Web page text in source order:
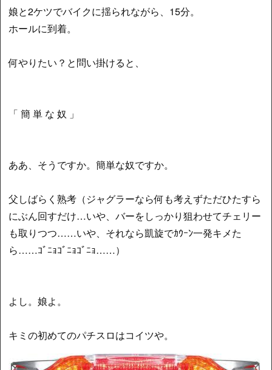
娘と2ケツでバイクに揺られながら、15分。
ホールに到着。
何やりたい？と問い掛けると、
「 簡 単 な 奴 」
ああ、そうですか。簡単な奴ですか。
父しばらく熟考（ジャグラーなら何も考えずただひたすら
にぶん回すだけ…いや、バーをしっかり狙わせてチェリー
も取りつつ……いや、それなら凱旋でｶｳｰﾝ一発キメた
ら……ｺﾞﾆｮｺﾞﾆｮｺﾞﾆｮ……）
よし。娘よ。
キミの初めてのパチスロはコイツや。